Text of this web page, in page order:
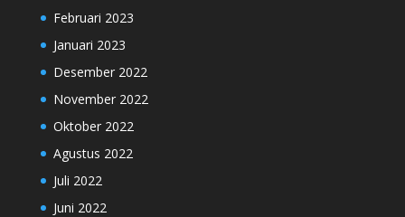
Februari 2023
Januari 2023
Desember 2022
November 2022
Oktober 2022
Agustus 2022
Juli 2022
Juni 2022